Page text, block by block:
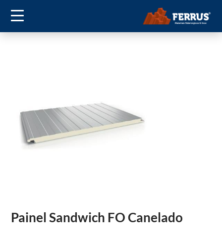
Painel Sandwich FO Canelado